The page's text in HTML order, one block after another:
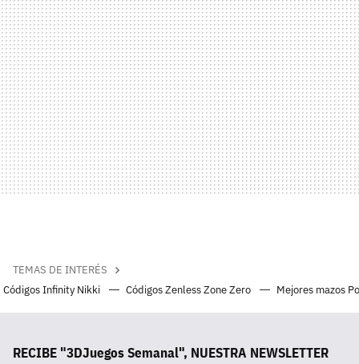
TEMAS DE INTERÉS
Códigos Infinity Nikki
Códigos Zenless Zone Zero Mejores mazos
RECIBE "3DJuegos Semanal", NUESTRA NEWSLETTER